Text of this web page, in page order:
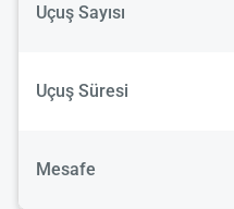
Uçuş Sayısı
Uçuş Süresi
Mesafe